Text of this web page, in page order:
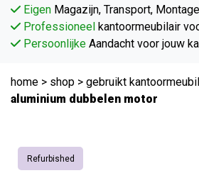
Eigen Magazijn, Transport,
Professioneel kantoormeubilair
Persoonlijke Aandacht voor jouw
home > shop > gebruikt
aluminium dubbelen motor
Refurbished